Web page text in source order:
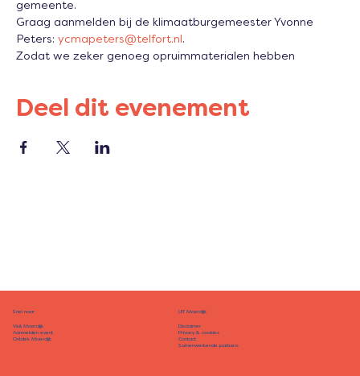
gemeente.
Graag aanmelden bij de klimaatburgemeester Yvonne
Peters: ycmapeters@telfort.nl .
Zodat we zeker genoeg opruimmaterialen hebben
Deel dit evenement
Snel naar
Visit Moerdijk
Aanmelden event
Ontdek Moerdijk
UIT Moerdijk
Disclaimer
Privacy & cookies
Contact
Samenwerkende partners